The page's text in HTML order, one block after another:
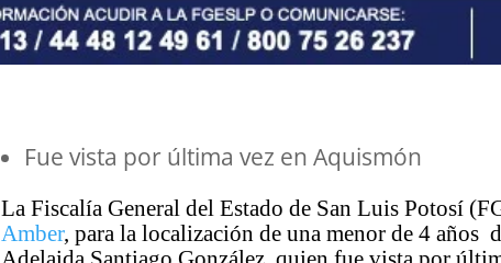
Fue vista por última vez en Aquismón
La Fiscalía General del Estado de San Luis Potosí
Amber, para la localización de una menor de 4 años